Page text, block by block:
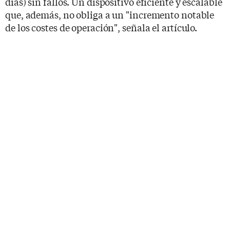
que, además, no obliga a un "incremento notable
de los costes de operación", señala el artículo.